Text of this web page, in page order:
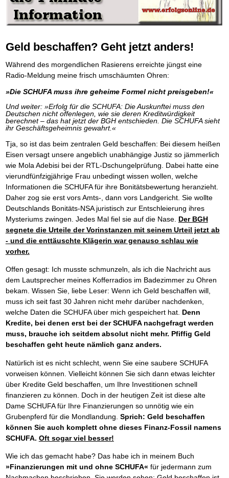
Vermögenssicherung durch GbR-Vertrag
Schutzwall für Hab und Gut
GbR-Vertrag mit beschränkter Haftung BESTSELLER
Sich rechtlich einrichten BRANDNEU
Stiftung gründen und profitabel vermarkten BRANDNEU
Gründen Sie Ihre Stiftung
Platzieren Sie sich bei Google ganz oben
Mental Force
Entfalten Sie Ihre geistigen Kräfte
Mental Force - Hörbuch
Nutze Deine geistigen Waffen
Schlüssel des Erfolgs
Methoden der Lebenstechnik
Hilf Dir selbst, hilft Dir Gott
Immer den Geist zum TUN begeistern
Die Feuerkraft TIPP
Holen Sie Erfolg in Ihr Leben
Mit System zum Erfolg GEHEIMTIPP
Die Macht des Schuldners (Hörbuch)
Jetzt neu für Unterwegs
Der Schuldenkalkulator
Mach Pleite und starte durch TIPP
Vermögenssicherung durch GbR-Vertrag NEU
Schutzwall für Hab und Gut
Schach dem Gerichtsvollzieher
Gerichtsvollziehervorschriften nutzen
Weiße Weste durch UmzugTIPP
Das Meldesystem clever nutzen
Die Betablocker Insolvenz NEU
Finanzielle Freiheit trotz Insolvenz
80% Ihrer Einnahmen behalten
Wie man mit Pfändungen umgeht BRANDNEU
Bestens informiert sein
TV-Lehrgang: Wie man mit Pfändungen umgeht EMPFEHLUNG
Schnell und kompakt
Schach der SCHUFA FRISCH EINGETROFFEN
Schnell eine saubere SCHUFA
Das richtige Post-Know-How NEUERSCHEINUNG
Ihren Zeitgewinn maximieren
GbR-Vertrag mit beschränkter Haftung
Frei Fahrt ohne Punkte
Kaufe doch Deine Schulden BRANDNEU
Die geniale Lösung zum schnellen Schuldenabbau
Der Weg zur finanziellen Freiheit
Ohne Probleme clever Texten und Schreiben
Die Macht des Telefax NEU
Mittel gegen Titel EMPFEHLUNG
Sichern Sie Einkommen und Vermögenswerte 100%-tig ab
Bekannt wie ein bunter Hund im Internet INTERNET-TIPP
schnell im Internet bekannt werden und damit viel Geld verdienen
Vom Gedanken zum Bestseller
Geld beschaffen? Geht jetzt anders!
Während des morgendlichen Rasierens erreichte jüngst eine
Radio-Meldung meine frisch umschäumten Ohren:
»Die SCHUFA muss ihre geheime Formel nicht preisgeben!«
Und weiter: »Erfolg für die SCHUFA: Die Auskunftei muss den
Deutschen nicht offenlegen, wie sie deren Kreditwürdigkeit
berechnet – das hat jetzt der BGH entschieden. Die SCHUFA sieht
ihr Geschäftsgeheimnis gewahrt.«
Tja, so ist das beim zentralen Geld beschaffen: Bei diesem heißen
Eisen versagt unsere angeblich unabhängige Justiz so jämmerlich
wie Mola Adebisi bei der RTL-Dschungelprüfung. Dabei hatte eine
vierundfünfzigjährige Frau unbedingt wissen wollen, welche
Informationen die SCHUFA für ihre Bonitätsbewertung heranzieht.
Daher zog sie erst vors Amts-, dann vors Landgericht. Sie wollte
Deutschlands Bonitäts-NSA juristisch zur Entschleierung ihres
Mysteriums zwingen. Jedes Mal fiel sie auf die Nase. Der BGH
segnete die Urteile der Vorinstanzen mit seinem Urteil jetzt ab
- und die enttäuschte Klägerin war genauso schlau wie
vorher.
Offen gesagt: Ich musste schmunzeln, als ich die Nachricht aus
dem Lautsprecher meines Kofferradios im Badezimmer zu Ohren
bekam. Wissen Sie, liebe Leser: Wenn ich Geld beschaffen will,
muss ich seit fast 30 Jahren nicht mehr darüber nachdenken,
welche Daten die SCHUFA über mich gespeichert hat. Denn
Kredite, bei denen erst bei der SCHUFA nachgefragt werden
muss, brauche ich seitdem absolut nicht mehr. Pfiffig Geld
beschaffen geht heute nämlich ganz anders.
Natürlich ist es nicht schlecht, wenn Sie eine saubere SCHUFA
vorweisen können. Vielleicht können Sie sich dann etwas leichter
über Kredite Geld beschaffen, um Ihre Investitionen schnell
finanzieren zu können. Doch in der heutigen Zeit ist diese alte
Dame SCHUFA für Ihre Finanzierungen so unnötig wie ein
Grubenpferd für die Mondlandung. Sprich: Geld beschaffen
können Sie auch komplett ohne dieses Finanz-Fossil namens
SCHUFA. Oft sogar viel besser!
Wie ich das gemacht habe? Das habe ich in meinem Buch
»Finanzierungen mit und ohne SCHUFA« für jedermann zum